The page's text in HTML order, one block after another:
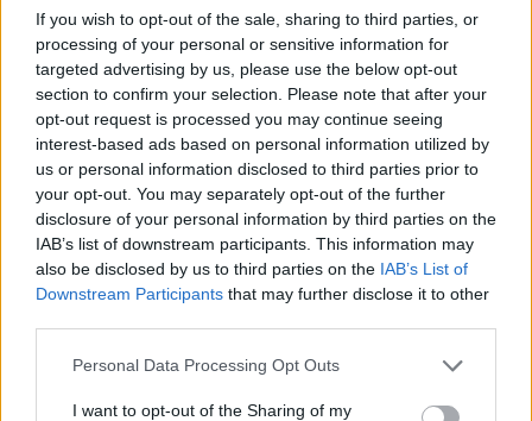
If you wish to opt-out of the sale, sharing to third parties, or
processing of your personal or sensitive information for
targeted advertising by us, please use the below opt-out
section to confirm your selection. Please note that after your
opt-out request is processed you may continue seeing
interest-based ads based on personal information utilized by
us or personal information disclosed to third parties prior to
your opt-out. You may separately opt-out of the further
disclosure of your personal information by third parties on the
IAB’s list of downstream participants. This information may
also be disclosed by us to third parties on the IAB’s List of
Downstream Participants that may further disclose it to other
Please note that this website/app uses one or more Google
not limited to your visit or usage behaviour. You may click to
Personal Data Processing Opt Outs
I want to opt-out of the Sharing of my
Με μια όμορφη όσο και μυστηριώδη φωτογραφία η
Toyota αποκαλύπτει τη σιλουέτα του νέου Land
Cruiser και μας προετοιμάζει για την άφιξη της νέας
γενιάς του θρυλικού της μοντέλου.